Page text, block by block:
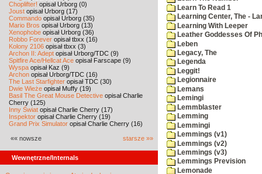
Choplifter! opisał Urborg (0)
Joust opisał Urborg (17)
Commando opisał Urborg (35)
Mario Bros opisał Urborg (13)
Xenophobe opisał Urborg (36)
Robbo Forever opisał tbxx (16)
Kolony 2106 opisał tbxx (3)
Archon II: Adept opisał Urborg/TDC (9)
Spitfire Ace/Hellcat Ace opisał Farscape (9)
Wyspa opisał Kaz (9)
Archon opisał Urborg/TDC (16)
The Last Starfighter opisał TDC (30)
Dwie Wieże opisał Muffy (19)
Basil The Great Mouse Detective opisał Charlie
Cherry (125)
Inny Świat opisał Charlie Cherry (17)
Inspektor opisał Charlie Cherry (19)
Grand Prix Simulator opisał Charlie Cherry (16)
«« nowsze starsze »»
Wewnętrzne/Internals
Learn To Read 1
Learning Center, The -
Learning With Leeper
Leather Goddesses Of
Leben
Legacy, The
Legenda
Leggit!
Legionnaire
Lemans
Lemingi
Lemmblaster
Lemming
Lemmingi
Lemmings (v1)
Lemmings (v2)
Lemmings (v3)
Lemmings Prevision
Lemonade